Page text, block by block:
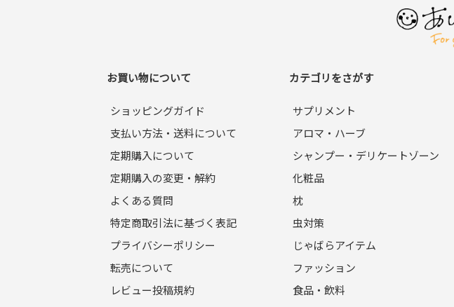
お買い物について
ショッピングガイド
支払い方法・送料について
定期購入について
定期購入の変更・解約
よくある質問
特定商取引法に基づく表記
プライバシーポリシー
転売について
レビュー投稿規約
カテゴリをさがす
サプリメント
アロマ・ハーブ
シャンプー・デリケートゾーン
化粧品
枕
虫対策
じゃばらアイテム
ファッション
食品・飲料